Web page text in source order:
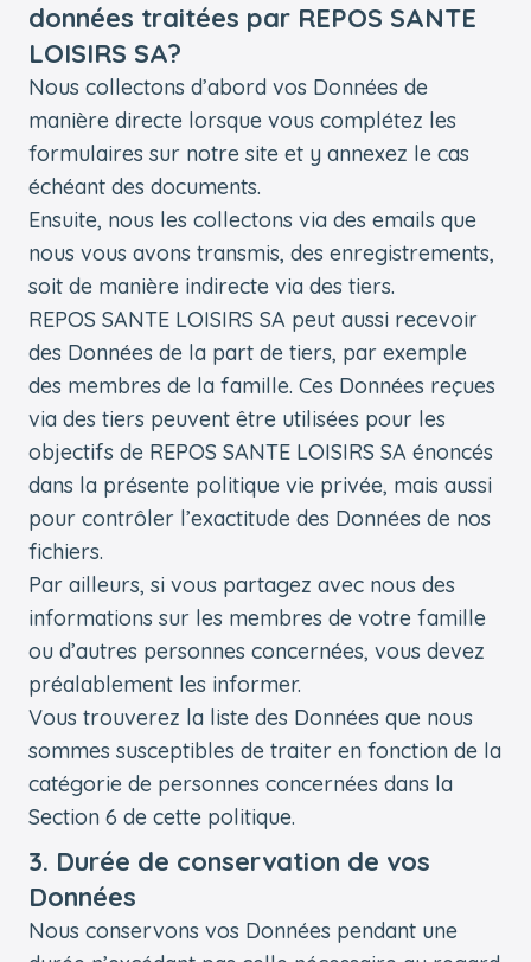
données traitées par REPOS SANTE
LOISIRS SA?
Nous collectons d’abord vos Données de
manière directe lorsque vous complétez les
formulaires sur notre site et y annexez le cas
échéant des documents.
Ensuite, nous les collectons via des emails que
nous vous avons transmis, des enregistrements,
soit de manière indirecte via des tiers.
REPOS SANTE LOISIRS SA peut aussi recevoir
des Données de la part de tiers, par exemple
des membres de la famille. Ces Données reçues
via des tiers peuvent être utilisées pour les
objectifs de REPOS SANTE LOISIRS SA énoncés
dans la présente politique vie privée, mais aussi
pour contrôler l’exactitude des Données de nos
fichiers.
Par ailleurs, si vous partagez avec nous des
informations sur les membres de votre famille
ou d’autres personnes concernées, vous devez
préalablement les informer.
Vous trouverez la liste des Données que nous
sommes susceptibles de traiter en fonction de la
catégorie de personnes concernées dans la
Section 6 de cette politique.
3. Durée de conservation de vos
Données
Nous conservons vos Données pendant une